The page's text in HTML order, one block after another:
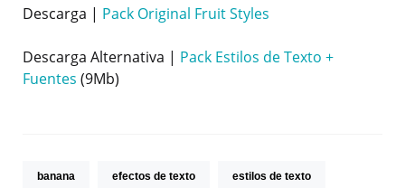
Descarga | Pack Original Fruit Styles
Descarga Alternativa | Pack Estilos de Texto +
Fuentes (9Mb)
banana efectos de texto estilos de texto